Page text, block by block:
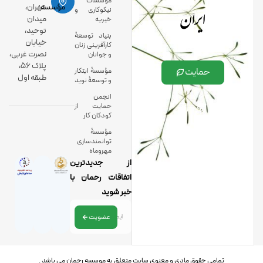
ایران
حمایت
نیکوکاری و
خیریه
بنیاد توسعۀ
کارآفرینی زنان
و جوانان
مؤسسۀ ابتکار
و توسعۀ نوید
انجمن
حمایت از
کودکان کار
مؤسسۀ
توانمندسازی
مهروماه
مؤسسه:تهران،
میدان
توحید،
خیابان
نصرت غربی،
پلاک 56،
طبقه اول
از جدیدترین
اتفاقات رحمان با
خبر شوید
عضویت
تمامی حقوق مادی و معنوی سایت متعلق به موسسه رحمان می باشد .